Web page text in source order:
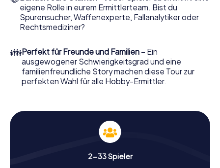
Nun fehlt Ihnen nur noch eine Kleinigkeit, um mit Ihren
Ermittlungen in Heiloo zu starten: Ihr Ticketcode! Ordern
Jetzt starten Sie Ihren Online-Browser, geben Ihren Code
ein – und sind startklar!
Worauf warten Sie noch? Heiloo zählt auf Sie!
eigene Rolle in eurem Ermittlerteam. Bist du
Spurensucher, Waffenexperte, Fallanalytiker oder
Rechtsmediziner?
👪Perfekt für Freunde und Familien – Ein
ausgewogener Schwierigkeitsgrad und eine
familienfreundliche Story machen diese Tour zur
perfekten Wahl für alle Hobby-Ermittler.
2-33 Spieler